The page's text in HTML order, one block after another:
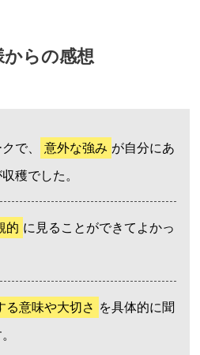
からの感想
で、 意外な強み が自分にあ
穫でした。
的 に見ることができてよかっ
る意味や大切さ を具体的に聞